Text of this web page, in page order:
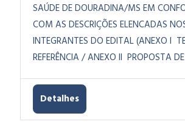
SAÚDE DE DOURADINA/MS EM
COM AS DESCRIÇÕES ELENCADAS
INTEGRANTES DO EDITAL (ANEXO I
REFERÊNCIA / ANEXO II PROPOSTA
Detalhes